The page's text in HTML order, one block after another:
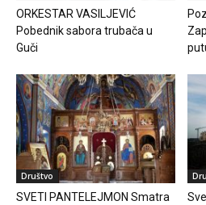
ORKESTAR VASILJEVIĆ
Pobednik sabora trubača u
Guči
Društvo
SVETI PANTELEJMON Smatra